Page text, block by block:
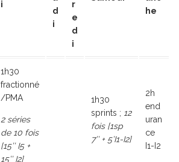
i
d
i
r
e
d
i
he
1h30
fractionné
/PMA
2 séries
de 10 fois
[15’’ I5 +
15’’ I2]
1h30
sprints ; 12
fois [1sp
7’’ + 5’I1-I2]
2h
end
uran
ce
I1-I2